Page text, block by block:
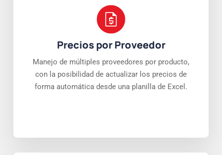
Precios por Proveedor
Manejo de múltiples proveedores por producto,
con la posibilidad de actualizar los precios de
forma automática desde una planilla de Excel.